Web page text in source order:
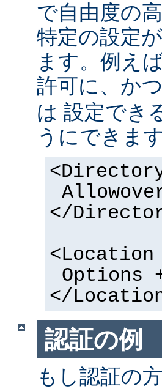
で自由度の
特定の設定
ます。例え
許可に、かつ
は 設定でき
うにできま
</
Options
</
認証の例
もし認証の